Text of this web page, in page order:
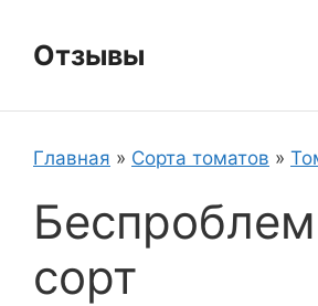
содержимому
Отзывы
Главная » Сорта томатов »
сорт